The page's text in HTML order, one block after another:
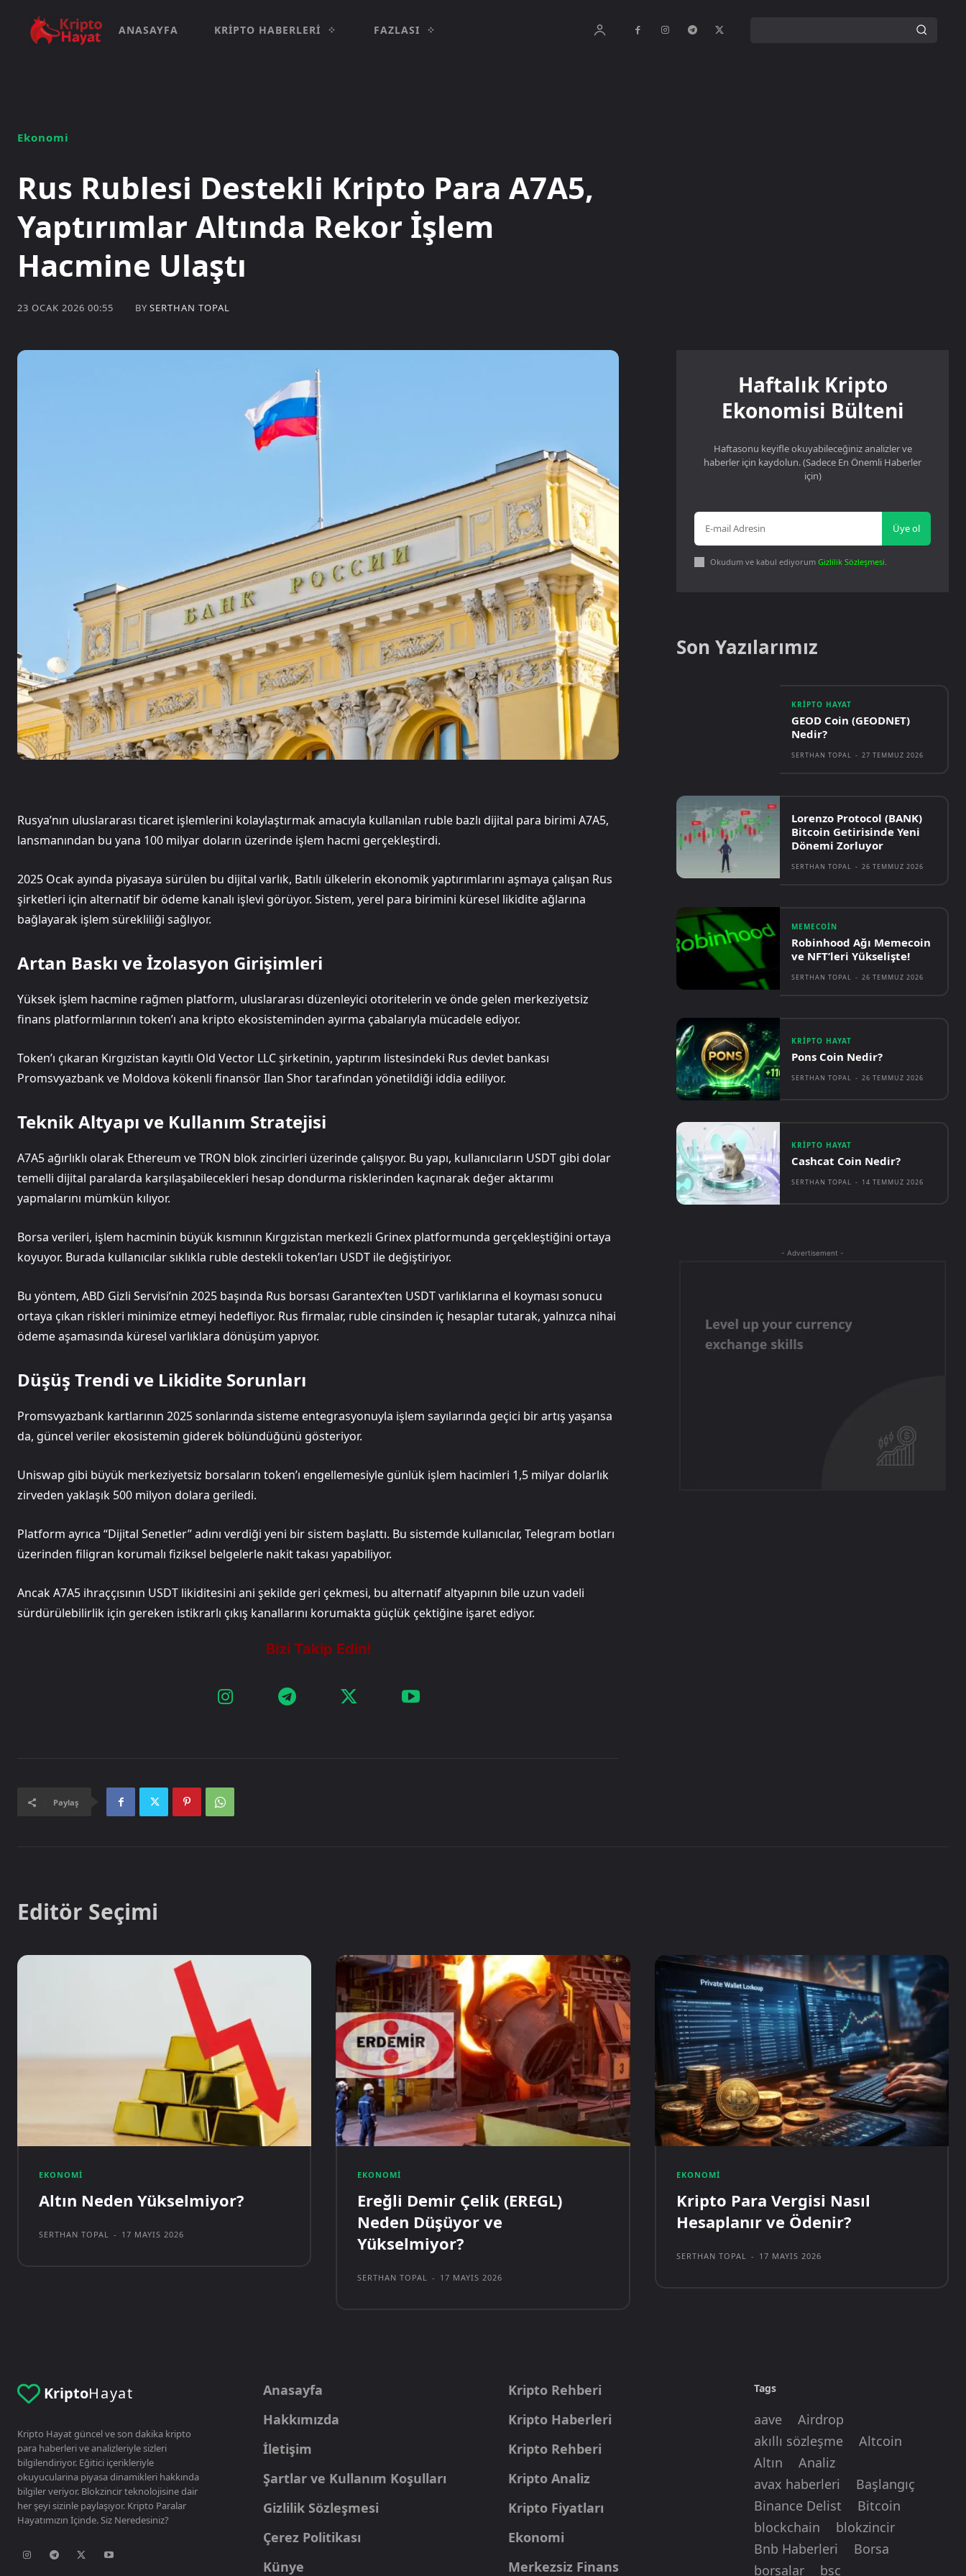
ANASAYFA KRIPTO HABERLERI FAZLASI
Ekonomi
Rus Rublesi Destekli Kripto Para A7A5,
Yaptırımlar Altında Rekor İşlem
Hacmine Ulaştı
23 OCAK 2026 00:55 BY SERTHAN TOPAL
Rusya’nın uluslararası ticaret işlemlerini kolaylaştırmak amacıyla kullanılan ruble bazlı dijital para birimi A7A5,
lansmanından bu yana 100 milyar doların üzerinde işlem hacmi gerçekleştirdi.
2025 Ocak ayında piyasaya sürülen bu dijital varlık, Batılı ülkelerin ekonomik yaptırımlarını aşmaya çalışan Rus
şirketleri için alternatif bir ödeme kanalı işlevi görüyor. Sistem, yerel para birimini küresel likidite ağlarına
bağlayarak işlem sürekliliği sağlıyor.
Artan Baskı ve İzolasyon Girişimleri
Yüksek işlem hacmine rağmen platform, uluslararası düzenleyici otoritelerin ve önde gelen merkeziyetsiz
finans platformlarının token’ı ana kripto ekosisteminden ayırma çabalarıyla mücadele ediyor.
Token’ı çıkaran Kırgızistan kayıtlı Old Vector LLC şirketinin, yaptırım listesindeki Rus devlet bankası
Promsvyazbank ve Moldova kökenli finansör Ilan Shor tarafından yönetildiği iddia ediliyor.
Teknik Altyapı ve Kullanım Stratejisi
A7A5 ağırlıklı olarak Ethereum ve TRON blok zincirleri üzerinde çalışıyor. Bu yapı, kullanıcıların USDT gibi dolar
temelli dijital paralarda karşılaşabilecekleri hesap dondurma risklerinden kaçınarak değer aktarımı
yapmalarını mümkün kılıyor.
Borsa verileri, işlem hacminin büyük kısmının Kırgızistan merkezli Grinex platformunda gerçekleştiğini ortaya
koyuyor. Burada kullanıcılar sıklıkla ruble destekli token’ları USDT ile değiştiriyor.
Bu yöntem, ABD Gizli Servisi’nin 2025 başında Rus borsası Garantex’ten USDT varlıklarına el koyması sonucu
ortaya çıkan riskleri minimize etmeyi hedefliyor. Rus firmalar, ruble cinsinden iç hesaplar tutarak, yalnızca nihai
ödeme aşamasında küresel varlıklara dönüşüm yapıyor.
Düşüş Trendi ve Likidite Sorunları
Promsvyazbank kartlarının 2025 sonlarında sisteme entegrasyonuyla işlem sayılarında geçici bir artış yaşansa
da, güncel veriler ekosistemin giderek bölündüğünü gösteriyor.
Uniswap gibi büyük merkeziyetsiz borsaların token’ı engellemesiyle günlük işlem hacimleri 1,5 milyar dolarlık
zirveden yaklaşık 500 milyon dolara geriledi.
Platform ayrıca “Dijital Senetler” adını verdiği yeni bir sistem başlattı. Bu sistemde kullanıcılar, Telegram botları
üzerinden filigran korumalı fiziksel belgelerle nakit takası yapabiliyor.
Ancak A7A5 ihraççısının USDT likiditesini ani şekilde geri çekmesi, bu alternatif altyapının bile uzun vadeli
sürdürülebilirlik için gereken istikrarlı çıkış kanallarını korumakta güçlük çektiğine işaret ediyor.
Paylaş
Haftalık Kripto
Ekonomisi Bülteni
Haftasonu keyifle okuyabileceğiniz analizler ve
haberler için kaydolun. (Sadece En Önemli Haberler
için)
Üye ol
Okudum ve kabul ediyorumGizlilik Sözleşmesi.
Son Yazılarımız
KRIPTO HAYAT
GEOD Coin (GEODNET)
Nedir?
SERTHAN TOPAL - 27 TEMMUZ 2026
Lorenzo Protocol (BANK)
Bitcoin Getirisinde Yeni
Dönemi Zorluyor
SERTHAN TOPAL - 26 TEMMUZ 2026
MEMECOIN
Robinhood Ağı Memecoin
ve NFT’leri Yükselişte!
SERTHAN TOPAL - 26 TEMMUZ 2026
KRIPTO HAYAT
Pons Coin Nedir?
SERTHAN TOPAL - 26 TEMMUZ 2026
KRIPTO HAYAT
Cashcat Coin Nedir?
SERTHAN TOPAL - 14 TEMMUZ 2026
- Advertisement -
Editör Seçimi
EKONOMI
Altın Neden Yükselmiyor?
SERTHAN TOPAL - 17 MAYIS 2026
EKONOMI
Ereğli Demir Çelik (EREGL)
Neden Düşüyor ve
Yükselmiyor?
SERTHAN TOPAL - 17 MAYIS 2026
EKONOMI
Kripto Para Vergisi Nasıl
Hesaplanır ve Ödenir?
SERTHAN TOPAL - 17 MAYIS 2026
KriptoHayat
Kripto Hayat güncel ve son dakika kripto
para haberleri ve analizleriyle sizleri
bilgilendiriyor. Eğitici içerikleriyle
okuyucularina piyasa dinamikleri hakkında
bilgiler veriyor. Blokzincir teknolojisine dair
her şeyi sizinle paylaşıyor. Kripto Paralar
Hayatımızın İçinde. Siz Neredesiniz?
Anasayfa
Hakkımızda
İletişim
Şartlar ve Kullanım Koşulları
Gizlilik Sözleşmesi
Çerez Politikası
Künye
Kripto Rehberi
Kripto Haberleri
Kripto Rehberi
Kripto Analiz
Kripto Fiyatları
Ekonomi
Merkezsiz Finans
Tags
aave
Airdrop
akıllı sözleşme
Altcoin
Altın
Analiz
avax haberleri
Başlangıç
Binance Delist
Bitcoin
blockchain
blokzincir
Bnb Haberleri
Borsa
borsalar
bsc